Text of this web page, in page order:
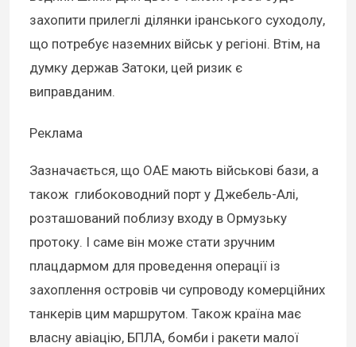
захопити прилеглі ділянки іранського суходолу,
що потребує наземних військ у регіоні. Втім, на
думку держав Затоки, цей ризик є
виправданим.
Реклама
Зазначається, що ОАЕ мають військові бази, а
також глибоководний порт у Джебель-Алі,
розташований поблизу входу в Ормузьку
протоку. І саме він може стати зручним
плацдармом для проведення операції із
захоплення островів чи супроводу комерційних
танкерів цим маршрутом. Також країна має
власну авіацію, БПЛА, бомби і ракети малої